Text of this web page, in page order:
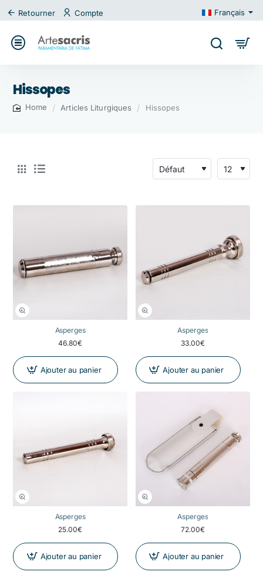
Retourner Compte Français
Hissopes
Articles Liturgiques Hissopes
Asperges
46.80€
Ajouter au panier
Asperges
33.00€
Ajouter au panier
Asperges
25.00€
Ajouter au panier
Asperges
72.00€
Ajouter au panier